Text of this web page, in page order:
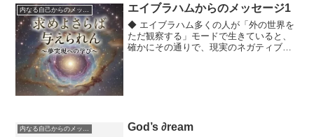
内なる自己からのメッセージ エイブラハムからのメッセージ1
◆ エイブラハム多くの人が「外の世界を
ただ観察する」モードで生きていると、
確かにその通りで、現実のネガティブな
God’s ∂ream